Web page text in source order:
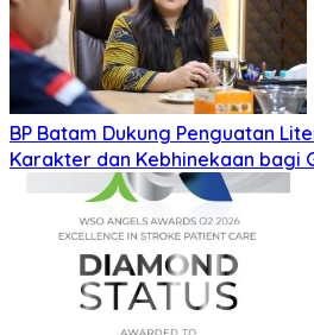
BP Batam Dukung Penguatan
Karakter dan Kebhinekaan bagi